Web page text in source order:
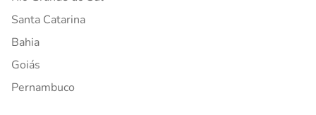
Santa Catarina
Bahia
Goiás
Pernambuco